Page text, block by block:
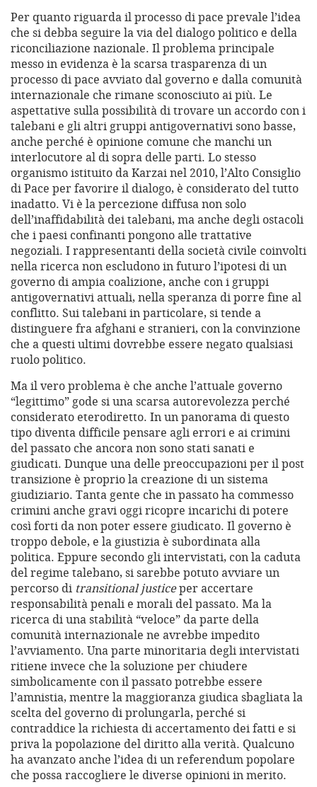
Per quanto riguarda il processo di pace prevale l’idea
che si debba seguire la via del dialogo politico e della
riconciliazione nazionale. Il problema principale
messo in evidenza è la scarsa trasparenza di un
processo di pace avviato dal governo e dalla comunità
internazionale che rimane sconosciuto ai più. Le
aspettative sulla possibilità di trovare un accordo con i
talebani e gli altri gruppi antigovernativi sono basse,
anche perché è opinione comune che manchi un
interlocutore al di sopra delle parti. Lo stesso
organismo istituito da Karzai nel 2010, l’Alto Consiglio
di Pace per favorire il dialogo, è considerato del tutto
inadatto. Vi è la percezione diffusa non solo
dell’inaffidabilità dei talebani, ma anche degli ostacoli
che i paesi confinanti pongono alle trattative
negoziali. I rappresentanti della società civile coinvolti
nella ricerca non escludono in futuro l’ipotesi di un
governo di ampia coalizione, anche con i gruppi
antigovernativi attuali, nella speranza di porre fine al
conflitto. Sui talebani in particolare, si tende a
distinguere fra afghani e stranieri, con la convinzione
che a questi ultimi dovrebbe essere negato qualsiasi
ruolo politico.
Ma il vero problema è che anche l’attuale governo
“legittimo” gode si una scarsa autorevolezza perché
considerato eterodiretto. In un panorama di questo
tipo diventa difficile pensare agli errori e ai crimini
del passato che ancora non sono stati sanati e
giudicati. Dunque una delle preoccupazioni per il post
transizione è proprio la creazione di un sistema
giudiziario. Tanta gente che in passato ha commesso
crimini anche gravi oggi ricopre incarichi di potere
così forti da non poter essere giudicato. Il governo è
troppo debole, e la giustizia è subordinata alla
politica. Eppure secondo gli intervistati, con la caduta
del regime talebano, si sarebbe potuto avviare un
percorso di transitional justiceper accertare
responsabilità penali e morali del passato. Ma la
ricerca di una stabilità “veloce” da parte della
comunità internazionale ne avrebbe impedito
l’avviamento. Una parte minoritaria degli intervistati
ritiene invece che la soluzione per chiudere
simbolicamente con il passato potrebbe essere
l’amnistia, mentre la maggioranza giudica sbagliata la
scelta del governo di prolungarla, perché si
contraddice la richiesta di accertamento dei fatti e si
priva la popolazione del diritto alla verità. Qualcuno
ha avanzato anche l’idea di un referendum popolare
che possa raccogliere le diverse opinioni in merito.